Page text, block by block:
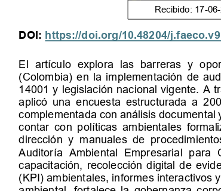
DOI: https://doi.org/10.48204/
El  artículo  explora  las  barreras y
(Colombia) en la implementación de
14001 y legislación nacional vigente. A
aplicó  una  encuesta  estructurada  a
complementada con análisis
contar  con  políticas  ambientales
dirección  y  manuales  de
Auditoría  Ambiental  Empresarial  para
capacitación, recolección digital de
(KPI) ambientales, informes interactivos
Recibido: 17-06-